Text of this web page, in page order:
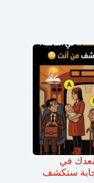
في
ستكشف